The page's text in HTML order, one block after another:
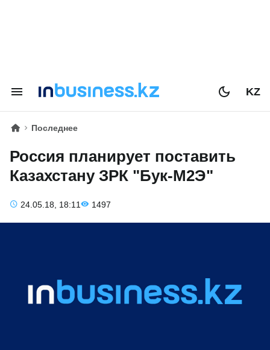
KZ
Последнее
Россия планирует поставить
Казахстану ЗРК "Бук-М2Э"
24.05.18, 18:11 1497